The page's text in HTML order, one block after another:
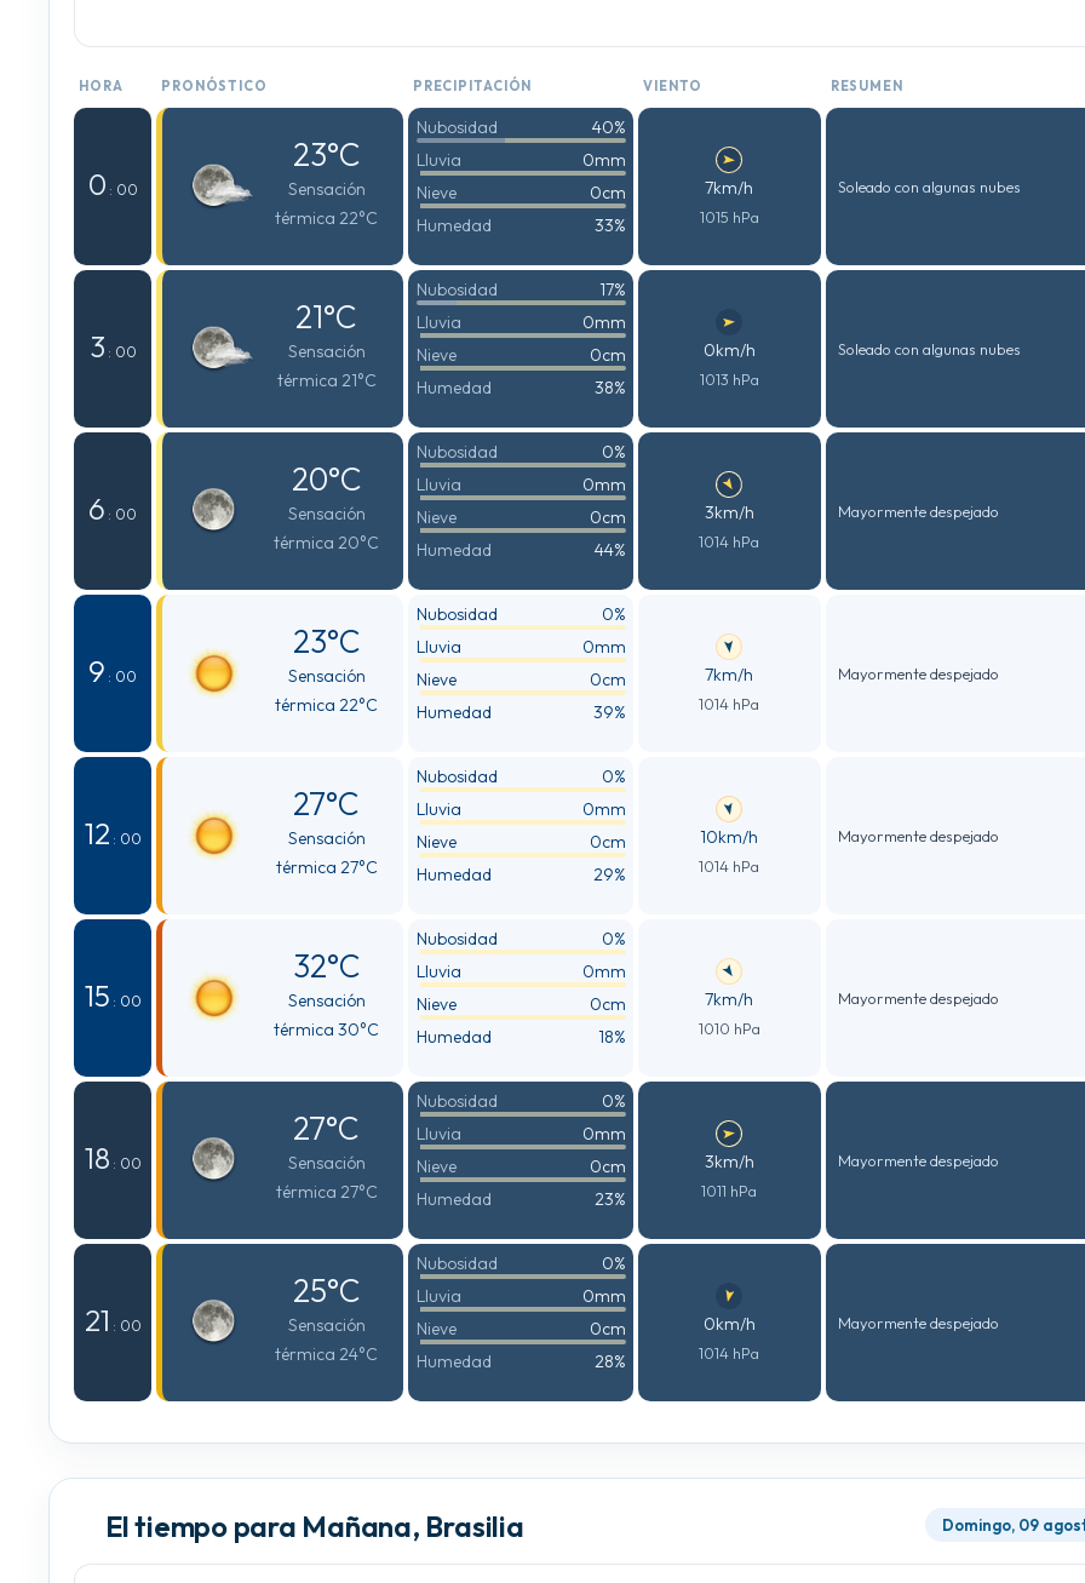
HORA PRONÓSTICO PRECIPITACIÓN VIENTO RESUMEN
0 : 00
23°C
Sensación
térmica 22°C
Nubosidad
40%
Lluvia
0mm
Nieve
0cm
Humedad
33%
7km/h
1015 hPa
Soleado con algunas nubes
3 : 00
21°C
Sensación
térmica 21°C
Nubosidad
17%
Lluvia
0mm
Nieve
0cm
Humedad
38%
0km/h
1013 hPa
Soleado con algunas nubes
6 : 00
20°C
Sensación
térmica 20°C
Nubosidad
0%
Lluvia
0mm
Nieve
0cm
Humedad
44%
3km/h
1014 hPa
Mayormente despejado
9 : 00
23°C
Sensación
térmica 22°C
Nubosidad
0%
Lluvia
0mm
Nieve
0cm
Humedad
39%
7km/h
1014 hPa
Mayormente despejado
12 : 00
27°C
Sensación
térmica 27°C
Nubosidad
0%
Lluvia
0mm
Nieve
0cm
Humedad
29%
10km/h
1014 hPa
Mayormente despejado
15 : 00
32°C
Sensación
térmica 30°C
Nubosidad
0%
Lluvia
0mm
Nieve
0cm
Humedad
18%
7km/h
1010 hPa
Mayormente despejado
18 : 00
27°C
Sensación
térmica 27°C
Nubosidad
0%
Lluvia
0mm
Nieve
0cm
Humedad
23%
3km/h
1011 hPa
Mayormente despejado
21 : 00
25°C
Sensación
térmica 24°C
Nubosidad
0%
Lluvia
0mm
Nieve
0cm
Humedad
28%
0km/h
1014 hPa
Mayormente despejado
El tiempo para Mañana, Brasilia Domingo, 09